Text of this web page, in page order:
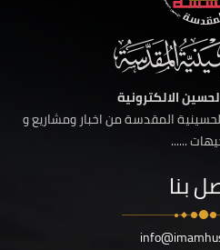
الالكترونية
المقدسة من اخبار ومشاريع و
......
بنا